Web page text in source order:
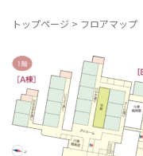
トップページ > フロアマップ